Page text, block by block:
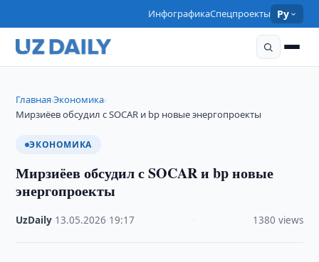
ИнфографикаСпецпроекты Ру
Главная›Экономика›
Мирзиёев обсудил с SOCAR и bp новые энергопроекты
ЭКОНОМИКА
Мирзиёев обсудил с SOCAR и bp новые
энергопроекты
UzDaily 13.05.2026 19:17 1380 views